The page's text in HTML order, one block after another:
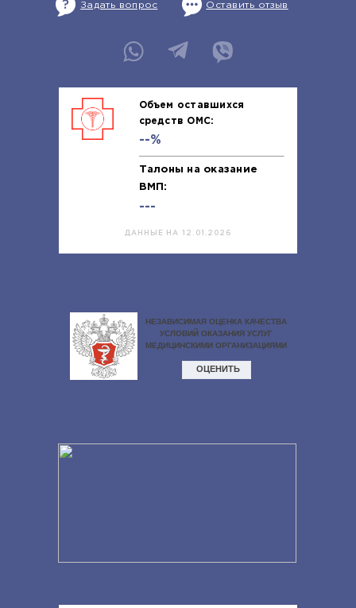
Задать вопрос Оставить отзыв
Объем оставшихся
средств ОМС:
--%
Талоны на оказание
ВМП:
---
ДАННЫЕ НА 12.01.2026